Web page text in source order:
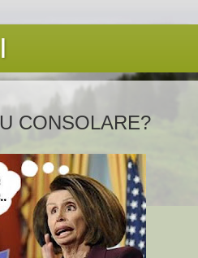
CONSOLARE?